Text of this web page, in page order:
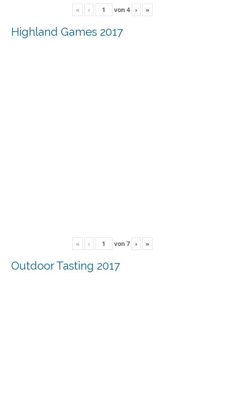
« ‹ von 4 › »
Highland Games 2017
« ‹ von 7 › »
Outdoor Tasting 2017